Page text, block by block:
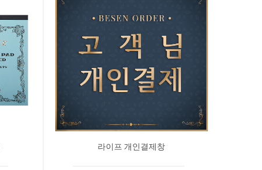
라이프 개인결제창